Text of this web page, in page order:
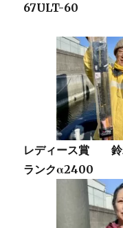
67ULT-60
Abu
レディース賞
ランクα2400